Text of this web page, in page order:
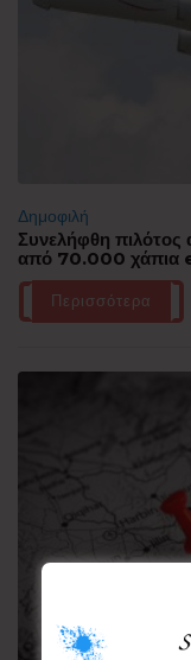
Δημοφιλή
Συνελήφθη πιλότος
από 70.000 χάπια
Περισσότερα